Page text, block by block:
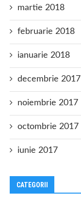
martie 2018
februarie 2018
ianuarie 2018
decembrie 2017
noiembrie 2017
octombrie 2017
iunie 2017
CATEGORII